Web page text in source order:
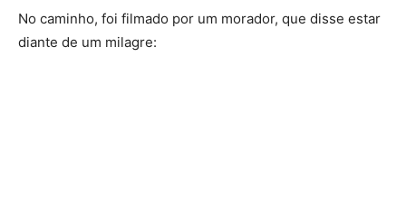
No caminho, foi filmado por um morador, que disse estar
diante de um milagre: